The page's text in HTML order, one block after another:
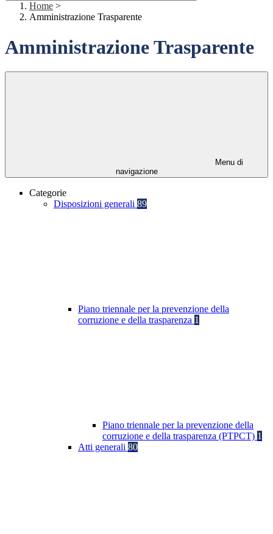
Home >
Amministrazione Trasparente
Amministrazione Trasparente
Menu di
navigazione
Categorie
Disposizioni generali 89
Piano triennale per la prevenzione della
corruzione e della trasparenza 1
Piano triennale per la prevenzione della
corruzione e della trasparenza (PTPCT) 1
Atti generali 80